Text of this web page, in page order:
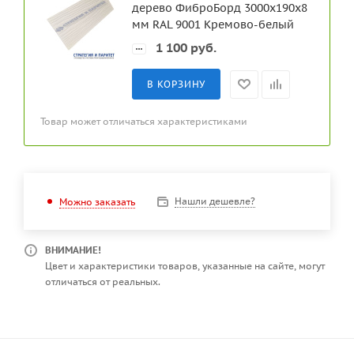
дерево ФиброБорд 3000x190x8
мм RAL 9001 Кремово-белый
1 100 руб.
В КОРЗИНУ
Товар может отличаться характеристиками
Можно заказать Нашли дешевле?
ВНИМАНИЕ!
Цвет и характеристики товаров, указанные на сайте, могут
отличаться от реальных.